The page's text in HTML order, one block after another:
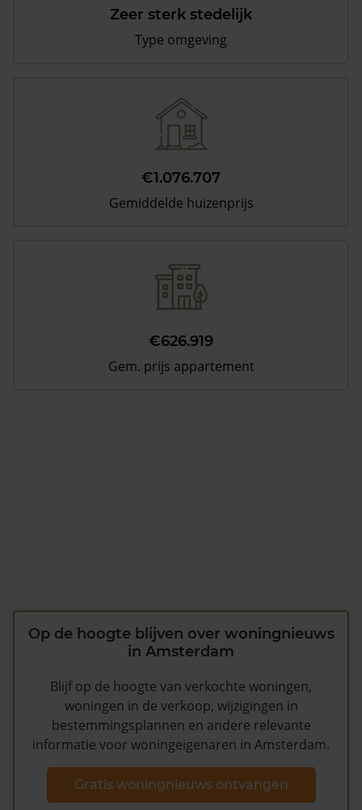
Zeer sterk stedelijk
Type omgeving
€1.076.707
Gemiddelde huizenprijs
€626.919
Gem. prijs appartement
Op de hoogte blijven over woningnieuws
in Amsterdam
Blijf op de hoogte van verkochte woningen,
woningen in de verkoop, wijzigingen in
bestemmingsplannen en andere relevante
informatie voor woningeigenaren in Amsterdam.
Gratis woningnieuws ontvangen